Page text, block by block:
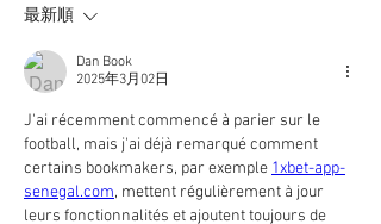
最新順
Dan Book
2025年3月02日
J'ai récemment commencé à parier sur le
football, mais j'ai déjà remarqué comment
certains bookmakers, par exemple 1xbet-app-
senegal.com, mettent régulièrement à jour
leurs fonctionnalités et ajoutent toujours de